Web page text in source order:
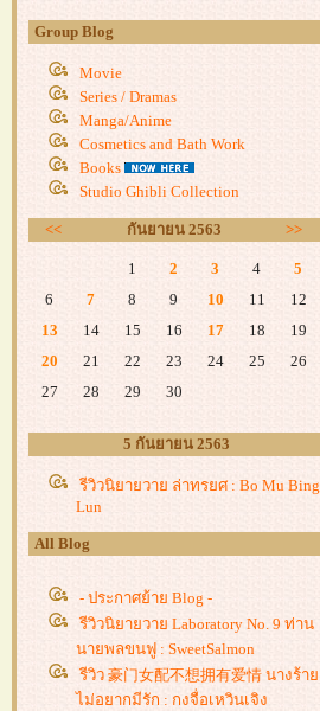
Group Blog
Movie
Series / Dramas
Manga/Anime
Cosmetics and Bath Work
Books
Studio Ghibli Collection
<< กันยายน 2563 >>
1 2 3 4
5
6
7 8 9 10 11
12
13
14 15 16 17 18
19
20
21 22 23 24 25
26
27
28 29 30
5 กันยายน 2563
รีวิวนิยายวาย ล่าทรยศ : Bo Mu Bing
Lun
All Blog
- ประกาศย้าย Blog -
รีวิวนิยายวาย Laboratory No. 9 ท่าน
นายพลขนฟู : SweetSalmon
รีวิว 豪门女配不想拥有爱情 นางร้า
ไม่อยากมีรัก : กงจื่อเหวินเจิง